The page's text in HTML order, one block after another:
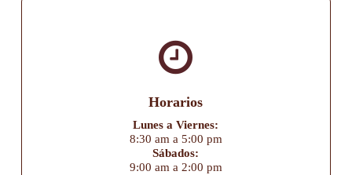
Horarios
Lunes a Viernes:
8:30 am a 5:00 pm
Sábados:
9:00 am a 2:00 pm